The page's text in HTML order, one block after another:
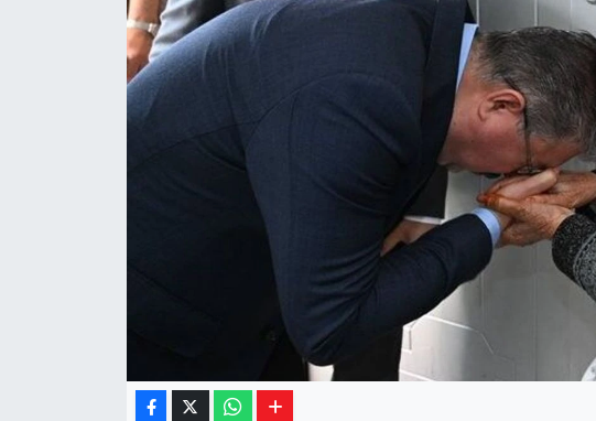
Resmi ilanlar